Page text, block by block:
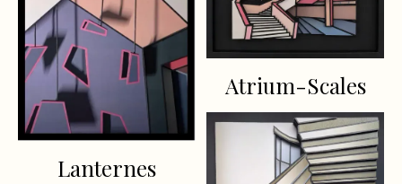
Lanternes
Atrium-Scales